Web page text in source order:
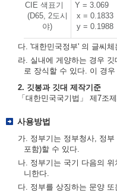
CIE 색표기
(D65, 2도시
야)
Y = 3.069
x = 0.1833
y = 0.1988
다. '대한민국정부' 의 글씨체
라. 실내에 게양하는 경우
로 장식할 수 있다. 이 경
2. 깃봉과 깃대 제작기준
「대한민국국기법」 제7조
사용방법
가. 정부기는 정부청사, 정
포함)할 수 있다.
나. 정부기는 국기 다음의
니한다.
다. 정부를 상징하는 문양